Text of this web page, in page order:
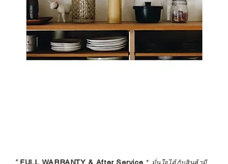
อ่านต่อเรื่องการรับประกันสินค้าได้
ตรงนี้
>>
https://www.campstudio.co.th/
warranty
*